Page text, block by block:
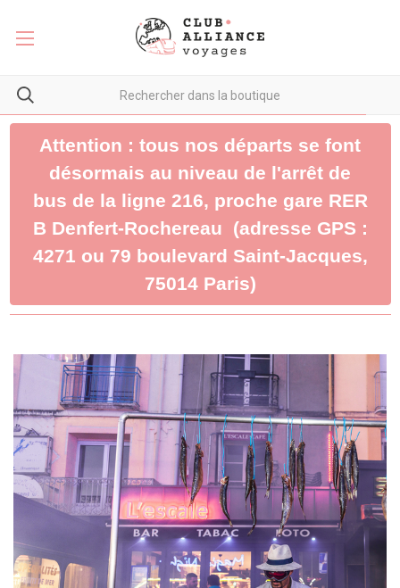
Attention : tous nos départs se font
désormais au niveau de l'arrêt de
bus de la ligne 216, proche gare RER
B Denfert-Rochereau (adresse GPS :
4271 ou 79 boulevard Saint-Jacques,
75014 Paris)